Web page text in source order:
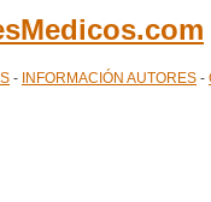
- INFORMACIÓN AUTORES -